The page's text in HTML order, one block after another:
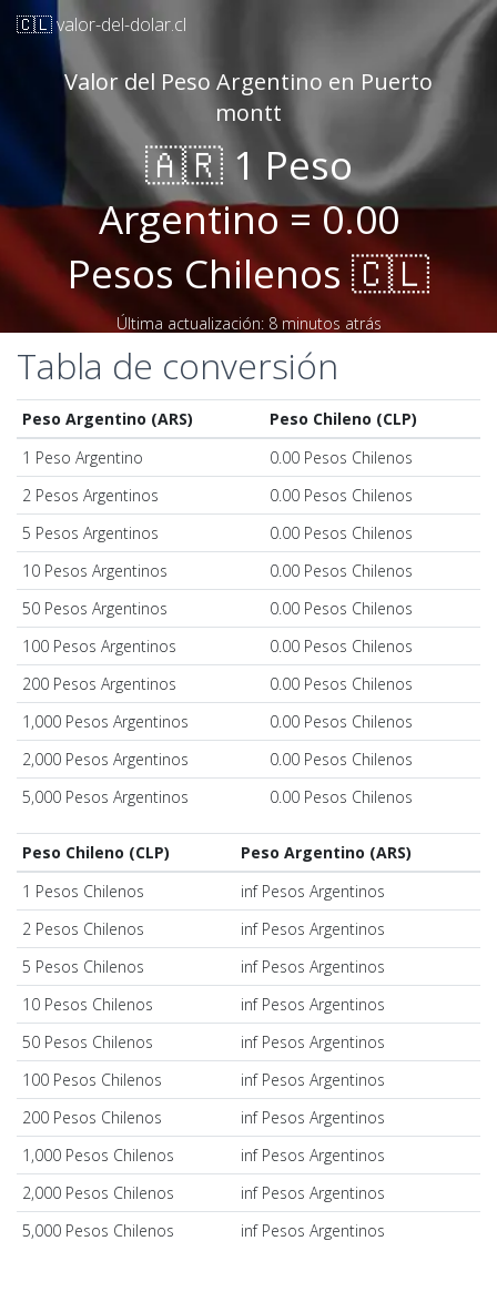
🇨🇱 valor-del-dolar.cl
Valor del Peso Argentino en Puerto
montt
🇦🇷 1 Peso
Argentino = 0.00
Pesos Chilenos 🇨🇱
Última actualización: 8 minutos atrás
Tabla de conversión
Peso Argentino (ARS)
Peso Chileno (CLP)
1 Peso Argentino
0.00 Pesos Chilenos
2 Pesos Argentinos
0.00 Pesos Chilenos
5 Pesos Argentinos
0.00 Pesos Chilenos
10 Pesos Argentinos
0.00 Pesos Chilenos
50 Pesos Argentinos
0.00 Pesos Chilenos
100 Pesos Argentinos
0.00 Pesos Chilenos
200 Pesos Argentinos
0.00 Pesos Chilenos
1,000 Pesos Argentinos
0.00 Pesos Chilenos
2,000 Pesos Argentinos
0.00 Pesos Chilenos
5,000 Pesos Argentinos
0.00 Pesos Chilenos
Peso Chileno (CLP)
Peso Argentino (ARS)
1 Pesos Chilenos
inf Pesos Argentinos
2 Pesos Chilenos
inf Pesos Argentinos
5 Pesos Chilenos
inf Pesos Argentinos
10 Pesos Chilenos
inf Pesos Argentinos
50 Pesos Chilenos
inf Pesos Argentinos
100 Pesos Chilenos
inf Pesos Argentinos
200 Pesos Chilenos
inf Pesos Argentinos
1,000 Pesos Chilenos
inf Pesos Argentinos
2,000 Pesos Chilenos
inf Pesos Argentinos
5,000 Pesos Chilenos
inf Pesos Argentinos